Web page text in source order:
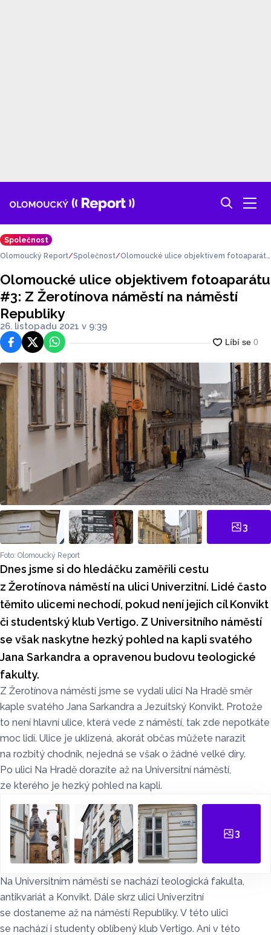
Společnost
Olomoucký Report Společnost Olomoucké ulice objektivem fotoaparátu
ubliky
Olomoucké ulice objektivem fotoaparátu
#3: Z Žerotínova náměstí na náměstí
Republiky
26. listopadu 2021 v 9:39
FacebookPlatforma X
WhatsApp
3
Foto: Olomoucký Report
Dnes jsme si do hledáčku zaměřili cestu
z Žerotínova náměstí na ulici Univerzitní. Lidé často
těmito ulicemi nechodí, pokud není jejich cíl Konvikt
či studentský klub Vertigo. Z Universitního náměstí
se však naskytne hezký pohled na kapli svatého
Jana Sarkandra a opravenou budovu teologické
fakulty.
Z Žerotínova náměstí jsme se vydali ulicí Na Hradě směr
kaple svatého Jana Sarkandra a Jezuitský Konvikt. Protože
to není hlavní ulice, která vede z náměstí, tak zde nepotkáte
moc lidí. Ulice je uklizená, akorát občas můžete narazit
na rozbitý chodník, nejedná se však o žádné velké díry.
Po ulici Na Hradě dorazíte až na Universitní náměstí,
ze kterého je hezký pohled na kapli.
3
Na Universitním náměstí se nachází teologická fakulta,
antikvariát a Konvikt. Dále skrz ulici Univerzitní
se dostaneme až na náměstí Republiky. V této ulici
se nachází i studenty oblíbený klub Vertigo. Ani v této